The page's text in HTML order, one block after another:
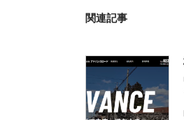
関連記事